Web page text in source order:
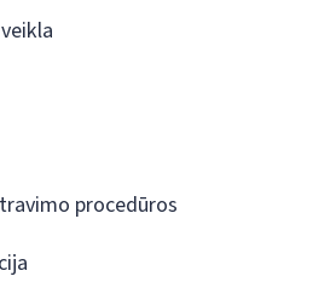
procedūros